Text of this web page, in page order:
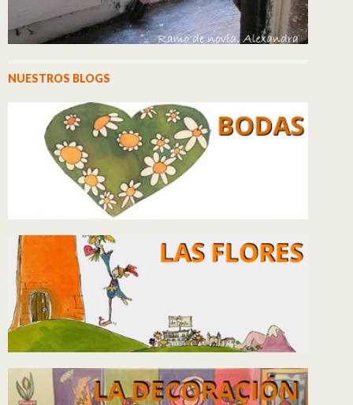
NUESTROS BLOGS